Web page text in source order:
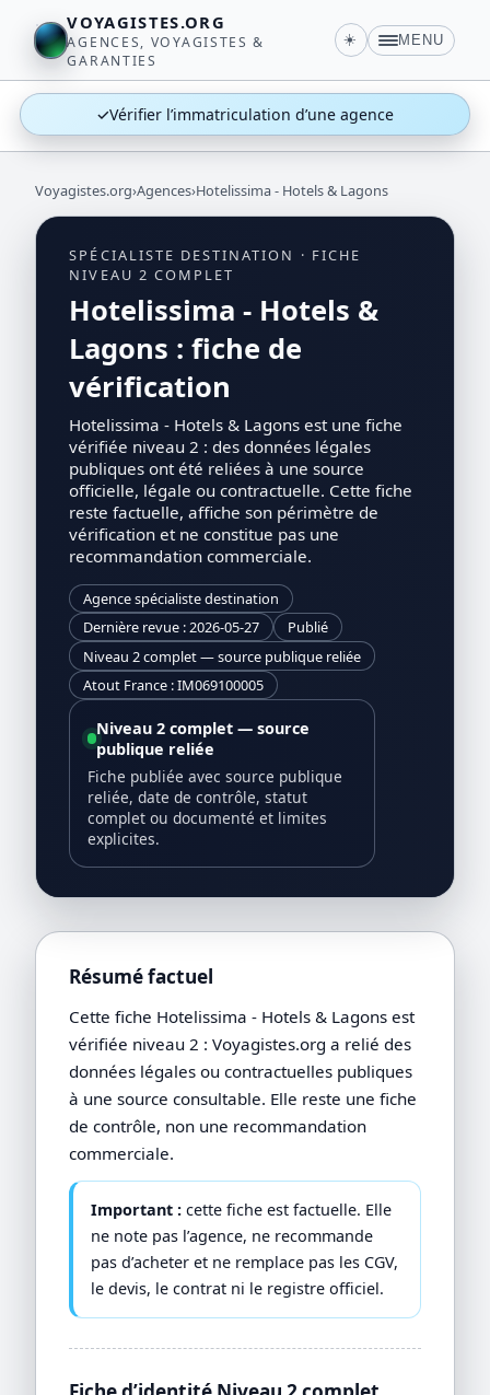
VOYAGISTES.ORG
AGENCES, VOYAGISTES &
GARANTIES
☀️ MENU
✓Vérifier l’immatriculation d’une agence
Voyagistes.org›Agences›Hotelissima - Hotels & Lagons
SPÉCIALISTE DESTINATION · FICHE
NIVEAU 2 COMPLET
Hotelissima - Hotels &
Lagons : fiche de
vérification
Hotelissima - Hotels & Lagons est une fiche
vérifiée niveau 2 : des données légales
publiques ont été reliées à une source
officielle, légale ou contractuelle. Cette fiche
reste factuelle, affiche son périmètre de
vérification et ne constitue pas une
recommandation commerciale.
Agence spécialiste destination
Dernière revue : 2026-05-27
Publié
Niveau 2 complet — source publique reliée
Atout France : IM069100005
Niveau 2 complet — source
publique reliée
Fiche publiée avec source publique
reliée, date de contrôle, statut
complet ou documenté et limites
explicites.
Résumé factuel
Cette fiche Hotelissima - Hotels & Lagons est
vérifiée niveau 2 : Voyagistes.org a relié des
données légales ou contractuelles publiques
à une source consultable. Elle reste une fiche
de contrôle, non une recommandation
commerciale.
Important : cette fiche est factuelle. Elle
ne note pas l’agence, ne recommande
pas d’acheter et ne remplace pas les CGV,
le devis, le contrat ni le registre officiel.